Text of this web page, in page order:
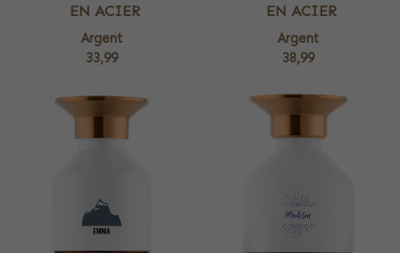
EN ACIER
Argent
33,99
EN ACIER
Argent
38,99